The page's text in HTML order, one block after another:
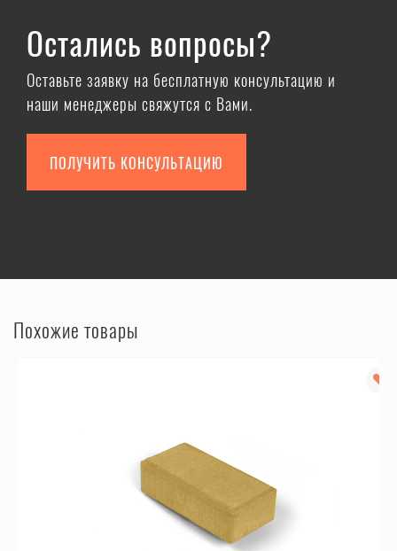
Остались вопросы?
Оставьте заявку на бесплатную консультацию и
наши менеджеры свяжутся с Вами.
ПОЛУЧИТЬ КОНСУЛЬТАЦИЮ
Похожие товары